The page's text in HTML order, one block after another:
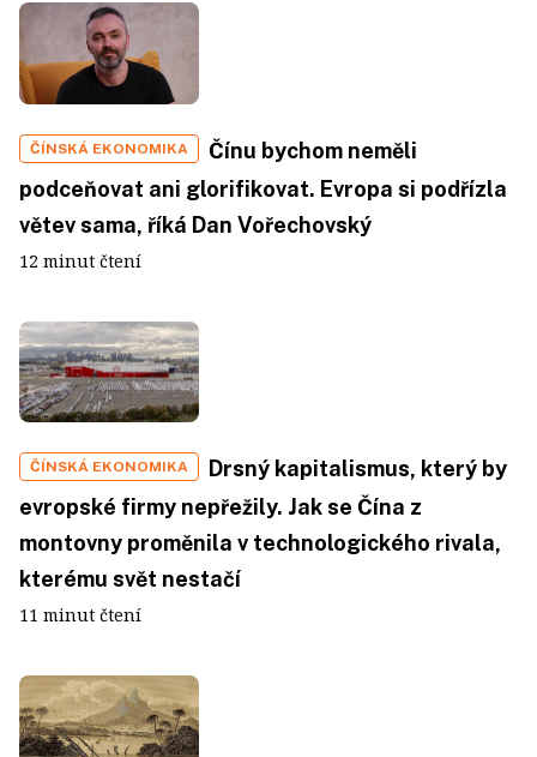
ČÍNSKÁ EKONOMIKA
Čínu bychom neměli
podceňovat ani glorifikovat. Evropa si podřízla
větev sama, říká Dan Vořechovský
12 minut čtení
ČÍNSKÁ EKONOMIKA
Drsný kapitalismus, který by
evropské firmy nepřežily. Jak se Čína z
montovny proměnila v technologického rivala,
kterému svět nestačí
11 minut čtení